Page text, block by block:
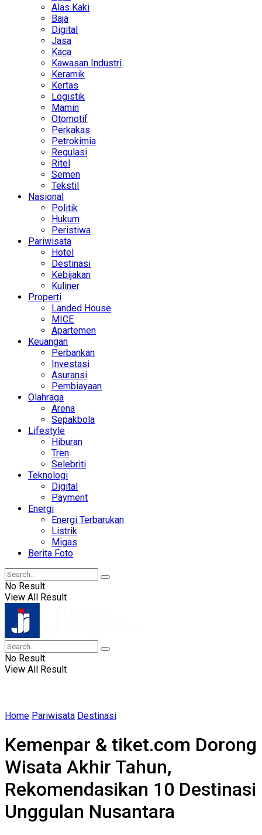
Alas Kaki
Baja
Digital
Jasa
Kaca
Kawasan Industri
Keramik
Kertas
Logistik
Mamin
Otomotif
Perkakas
Petrokimia
Regulasi
Ritel
Semen
Tekstil
Nasional
Politik
Hukum
Peristiwa
Pariwisata
Hotel
Destinasi
Kebijakan
Kuliner
Properti
Landed House
MICE
Apartemen
Keuangan
Perbankan
Investasi
Asuransi
Pembiayaan
Olahraga
Arena
Sepakbola
Lifestyle
Hiburan
Tren
Selebriti
Teknologi
Digital
Payment
Energi
Energi Terbarukan
Listrik
Migas
Berita Foto
No Result
View All Result
No Result
View All Result
Home Pariwisata Destinasi
Kemenpar & tiket.com Dorong
Wisata Akhir Tahun,
Rekomendasikan 10 Destinasi
Unggulan Nusantara